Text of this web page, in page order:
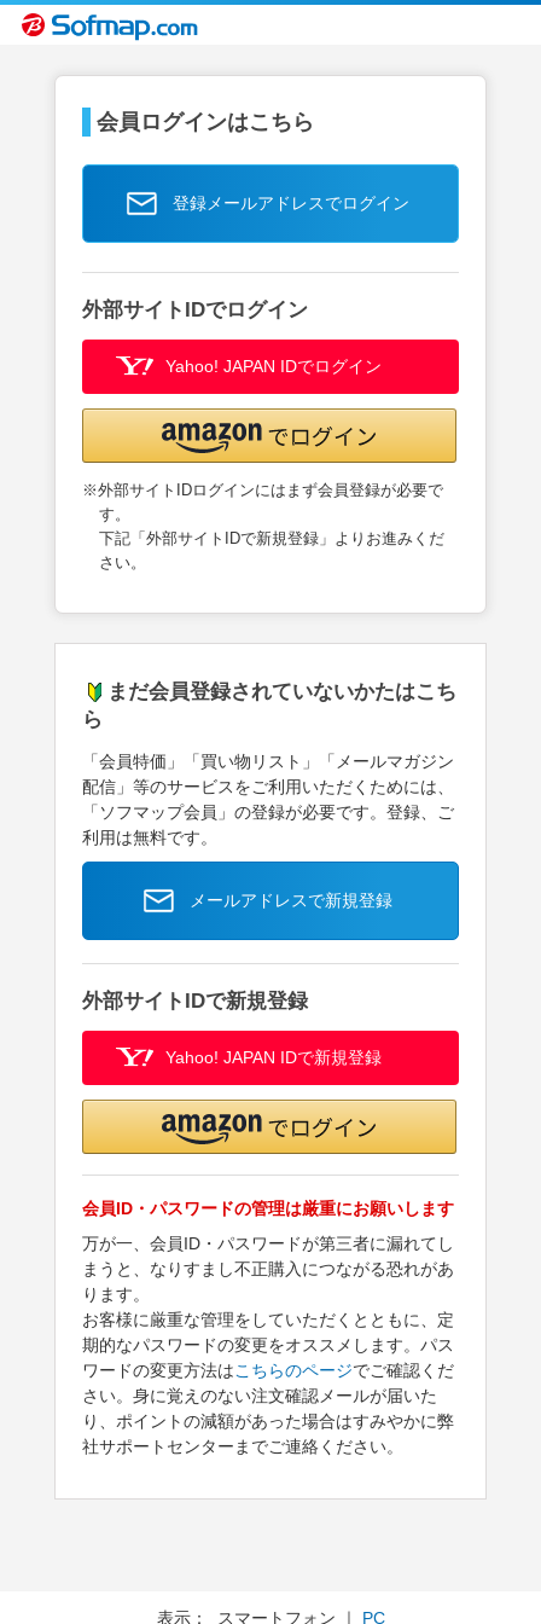
会員ログインはこちら
登録メールアドレスでログイン
外部サイトIDでログイン
Yahoo! JAPAN IDでログイン
※外部サイトIDログインにはまず会員登録が必要で
す。
下記「外部サイトIDで新規登録」よりお進みくだ
さい。
まだ会員登録されていないかたはこち
ら
「会員特価」「買い物リスト」「メールマガジン
配信」等のサービスをご利用いただくためには、
「ソフマップ会員」の登録が必要です。登録、ご
利用は無料です。
メールアドレスで新規登録
外部サイトIDで新規登録
Yahoo! JAPAN IDで新規登録
会員ID・パスワードの管理は厳重にお願いします
万が一、会員ID・パスワードが第三者に漏れてし
まうと、なりすまし不正購入につながる恐れがあ
ります。
お客様に厳重な管理をしていただくとともに、定
期的なパスワードの変更をオススメします。パス
ワードの変更方法はこちらのページでご確認くだ
さい。身に覚えのない注文確認メールが届いた
り、ポイントの減額があった場合はすみやかに弊
社サポートセンターまでご連絡ください。
表示： スマートフォン ｜ PC